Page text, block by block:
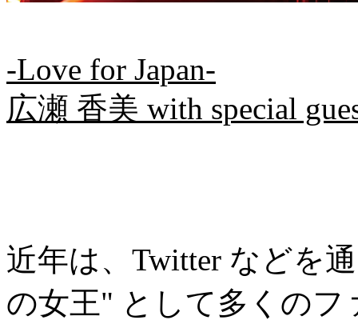
-Love for Japan-
広瀬 香美 with special
近年は、Twitter などを
の女王" として多くのフ